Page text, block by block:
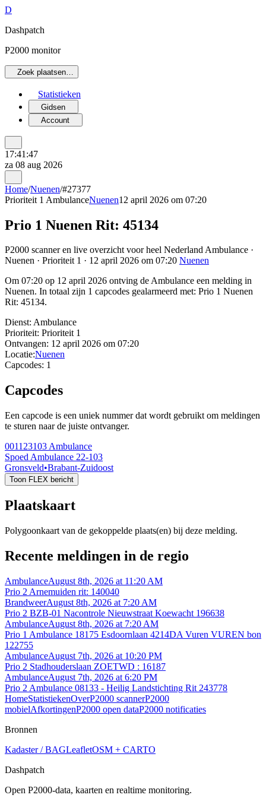
D
Dashpatch
P2000 monitor
Zoek plaatsen…
Statistieken
Gidsen
Account
17:41:47
za 08 aug 2026
Home/Nuenen/#27377
Prioriteit 1 AmbulanceNuenen12 april 2026 om 07:20
Prio 1 Nuenen Rit: 45134
P2000 scanner en live overzicht voor heel Nederland Ambulance ·
Nuenen · Prioriteit 1 · 12 april 2026 om 07:20 Nuenen
Om 07:20 op 12 april 2026 ontving de Ambulance een melding in
Nuenen. In totaal zijn 1 capcodes gealarmeerd met: Prio 1 Nuenen
Rit: 45134.
Dienst: Ambulance
Prioriteit: Prioriteit 1
Ontvangen: 12 april 2026 om 07:20
Locatie:Nuenen
Capcodes: 1
Capcodes
Een capcode is een uniek nummer dat wordt gebruikt om meldingen
te sturen naar de juiste ontvanger.
001123103 Ambulance
Spoed Ambulance 22-103
Gronsveld•Brabant-Zuidoost
Toon FLEX bericht
Plaatskaart
Polygoonkaart van de gekoppelde plaats(en) bij deze melding.
Recente meldingen in de regio
AmbulanceAugust 8th, 2026 at 11:20 AM
Prio 2 Arnemuiden rit: 140040
BrandweerAugust 8th, 2026 at 7:20 AM
Prio 2 BZB-01 Nacontrole Nieuwstraat Koewacht 196638
AmbulanceAugust 8th, 2026 at 7:20 AM
Prio 1 Ambulance 18175 Esdoornlaan 4214DA Vuren VUREN bon
122755
AmbulanceAugust 7th, 2026 at 10:20 PM
Prio 2 Stadhouderslaan ZOETWD : 16187
AmbulanceAugust 7th, 2026 at 6:20 PM
Prio 2 Ambulance 08133 - Heilig Landstichting Rit 243778
HomeStatistiekenOverP2000 scannerP2000
mobielAfkortingenP2000 open dataP2000 notificaties
Bronnen
Kadaster / BAGLeafletOSM + CARTO
Dashpatch
Open P2000-data, kaarten en realtime monitoring.